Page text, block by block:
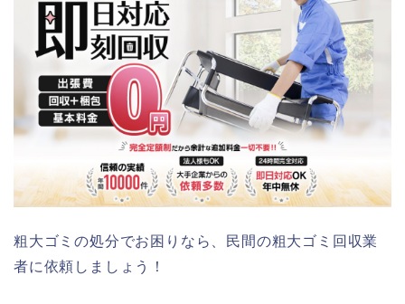
粗大ゴミの処分でお困りなら、民間の粗大ゴミ回収業
者に依頼しましょう！